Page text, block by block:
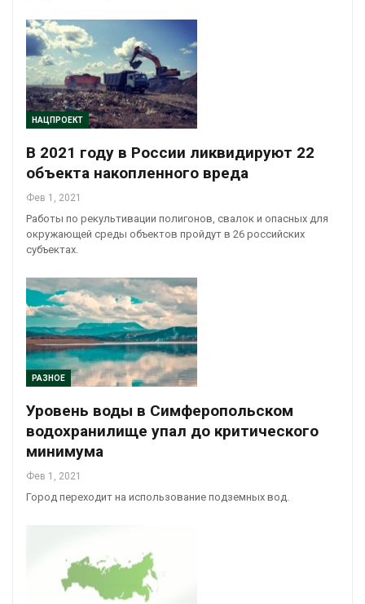
НАЦПРОЕКТ
В 2021 году в России ликвидируют 22
объекта накопленного вреда
Фев 1, 2021
Работы по рекультивации полигонов, свалок и опасных для
окружающей среды объектов пройдут в 26 российских
субъектах.
РАЗНОЕ
Уровень воды в Симферопольском
водохранилище упал до критического
минимума
Фев 1, 2021
Город переходит на использование подземных вод.